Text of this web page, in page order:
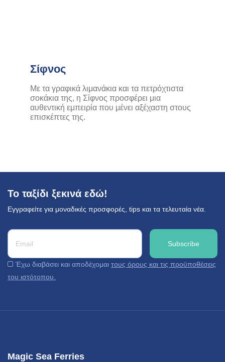
Σίφνος
Με τα γραφικά λιμανάκια και τα πετρόχτιστα
σοκάκια της, η Σίφνος προσφέρει μια
αυθεντική εμπειρία που μένει αξέχαστη στους
επισκέπτες της.
Το ταξίδι ξεκινά εδώ!
Εγγραφείτε για μοναδικές προσφορές, tips και τα τελευταία νέα.
Έχω διαβάσει και αποδέχομαι τους όρους και τις προϋποθέσεις
του ιστότοπου.
Magic Sea Ferries